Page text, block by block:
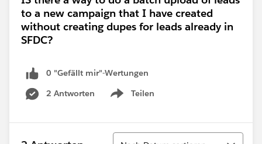
to a new campaign that I have created
without creating dupes for leads already in
SFDC?
0 "Gefällt mir"-Wertungen
2 Antworten
Teilen
Show menu
Sortieren